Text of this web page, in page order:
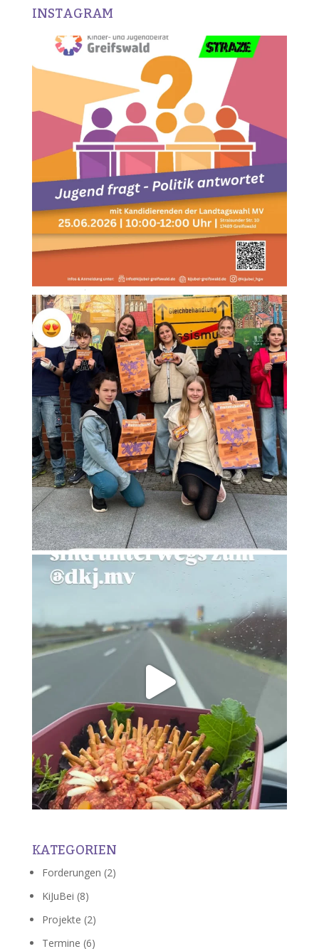
INSTAGRAM
KATEGORIEN
Forderungen (2)
KiJuBei (8)
Projekte (2)
Termine (6)